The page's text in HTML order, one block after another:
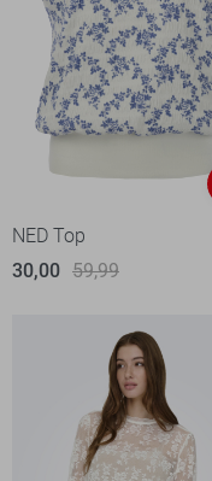
NED Top
30,00 59,99